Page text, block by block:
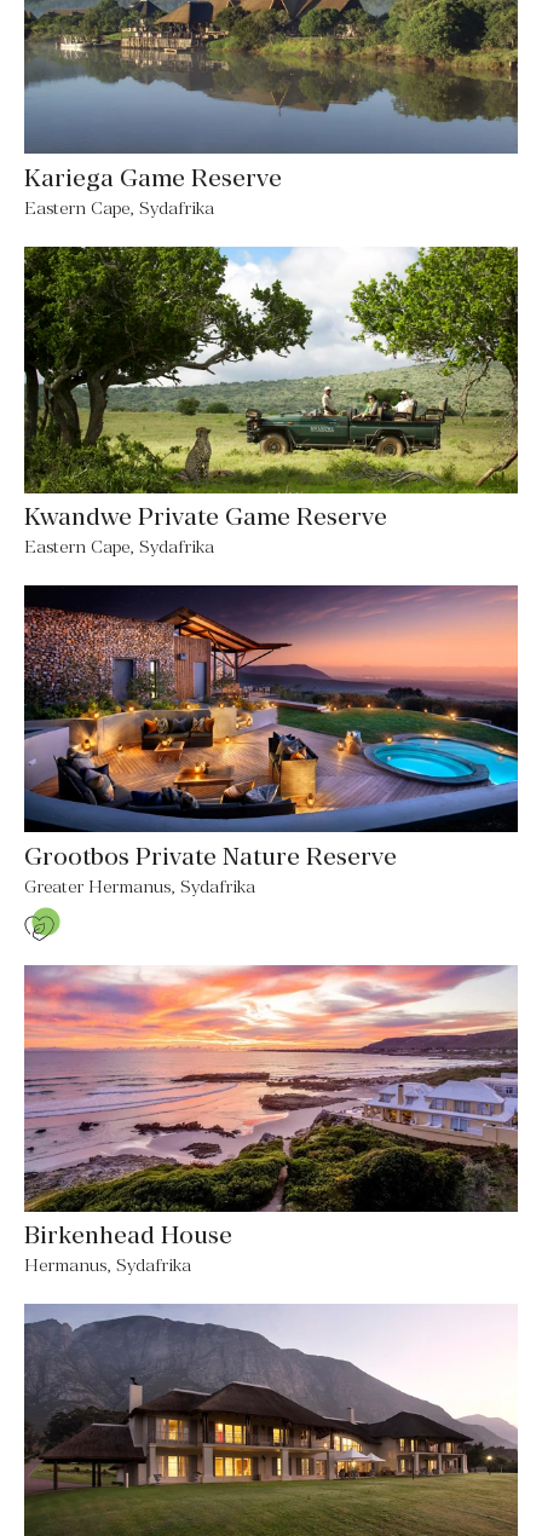
Kariega Game Reserve
Eastern Cape, Sydafrika
Kwandwe Private Game Reserve
Eastern Cape, Sydafrika
Grootbos Private Nature Reserve
Greater Hermanus, Sydafrika
Birkenhead House
Hermanus, Sydafrika